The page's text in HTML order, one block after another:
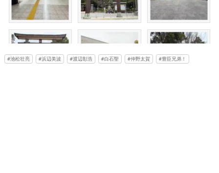
池松壮亮 浜辺美波 渡辺彰浩 白石聖 仲野太賀 豊臣兄弟！